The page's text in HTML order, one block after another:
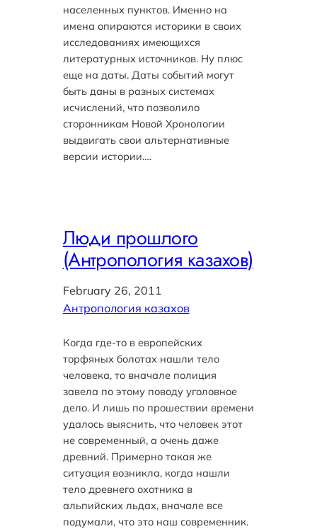
населенных пунктов. Именно на
имена опираются историки в своих
исследованиях имеющихся
литературных источников. Ну плюс
еще на даты. Даты событий могут
быть даны в разных системах
исчислений, что позволило
сторонникам Новой Хронологии
выдвигать свои альтернативные
версии истории.…
Люди прошлого
(Антропология казахов)
February 26, 2011
Антропология казахов
Когда где-то в европейских
торфяных болотах нашли тело
человека, то вначале полиция
завела по этому поводу уголовное
дело. И лишь по прошествии времени
удалось выяснить, что человек этот
не современный, а очень даже
древний. Примерно такая же
ситуация возникла, когда нашли
тело древнего охотника в
альпийских льдах, вначале все
подумали, что это наш современник.